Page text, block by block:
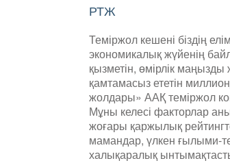
РТЖ
Теміржол кешені біздің
экономикалық жүйенің
қызметін, өмірлік
қамтамасыз ететін
жолдары» ААҚ теміржол
Мұны келесі факторлар
жоғары қаржылық
мамандар, үлкен ғылыми-
халықаралық